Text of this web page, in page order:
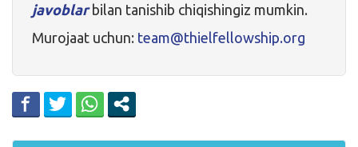
javoblarbilan tanishib chiqishingiz mumkin.
Murojaat uchun: team@thielfellowship.org